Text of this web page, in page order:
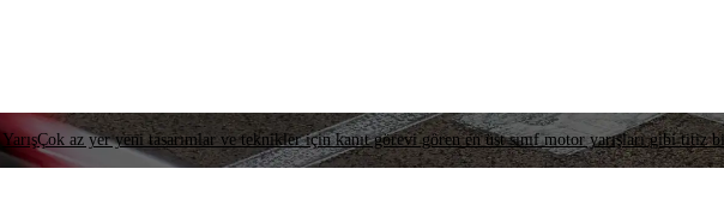
YarışÇok az yer yeni tasarımlar ve teknikler için kanıt görevi gören en üst sınıf motor yarışları gibi titiz